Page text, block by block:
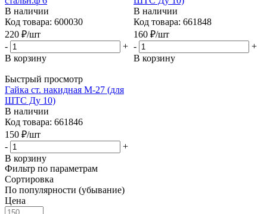
В наличии
Код товара: 600030
220 ₽/шт
-
+
В корзину
В наличии
Код товара: 661848
160 ₽/шт
-
+
В корзину
Быстрый просмотр
Гайка ст. накидная М-27 (для
ШТС Ду 10)
В наличии
Код товара: 661846
150 ₽/шт
-
+
В корзину
Фильтр по параметрам
Сортировка
По популярности (убывание)
Цена